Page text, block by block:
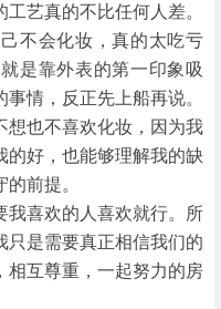
艺真的不比任何人差。
不会化妆，真的太吃亏
是靠外表的第一印象吸
情，反正先上船再说。
想也不喜欢化妆，因为我
的好，也能够理解我的缺
前提。
我喜欢的人喜欢就行。所
只是需要真正相信我们的
相互尊重，一起努力的房